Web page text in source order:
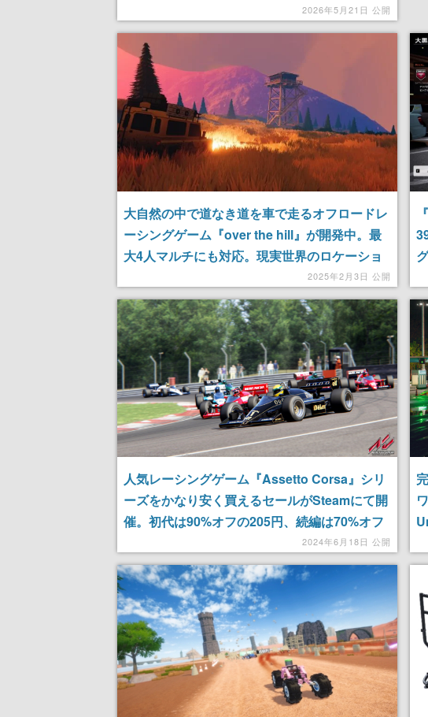
2026年5月21日 公開
大自然の中で道なき道を車で走るオフロードレ
ーシングゲーム『over the hill』が開発中。最
大4人マルチにも対応。現実世界のロケーショ
ンにインスパイアされた広大な荒野を探検して
いこう
2025年2月3日 公開
人気レーシングゲーム『Assetto Corsa』シリ
ーズをかなり安く買えるセールがSteamにて開
催。初代は90%オフの205円、続編は70%オフ
2024年6月18日 公開